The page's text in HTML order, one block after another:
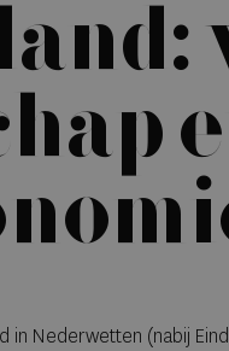
in Nederwetten (nabij